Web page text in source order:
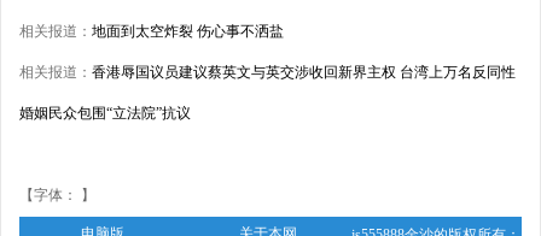
相关报道： 地面到太空炸裂 伤心事不洒盐
相关报道： 香港辱国议员建议蔡英文与英交涉收回新界主权 台湾上万名反同性
婚姻民众包围“立法院”抗议
【字体： 】